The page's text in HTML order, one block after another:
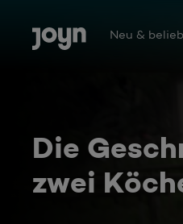
Zum Inhalt springen
Barrierefrei Neu &
Die
zwei